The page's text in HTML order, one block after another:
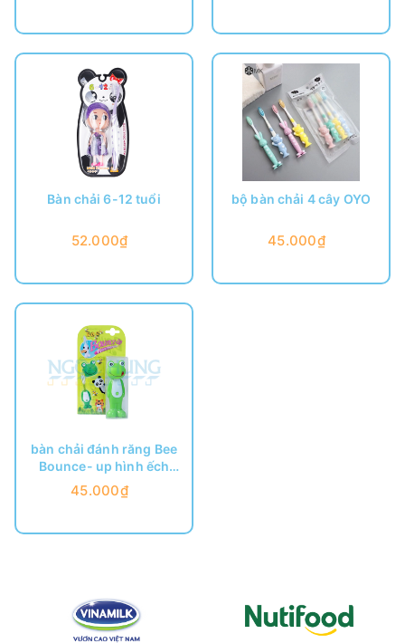
Bàn chải 6-12 tuổi
52.000₫
bộ bàn chải 4 cây OYO
45.000₫
bàn chải đánh răng Bee
Bounce- up hình ếch
xanh
45.000₫